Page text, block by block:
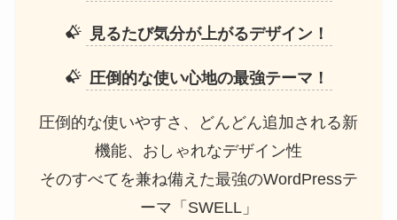
見るたび気分が上がるデザイン！
圧倒的な使い心地の最強テーマ！
圧倒的な使いやすさ、どんどん追加される新
機能、おしゃれなデザイン性
そのすべてを兼ね備えた最強のWordPressテ
ーマ「SWELL」